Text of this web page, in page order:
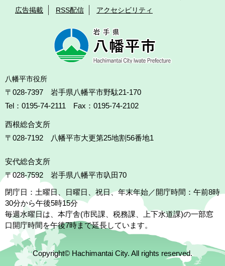
広告掲載
RSS配信 アクセシビリティ
八幡平市役所
〒028-7397 岩手県八幡平市野駄21-170
Tel：0195-74-2111 Fax：0195-74-2102
西根総合支所
〒028-7192
八幡平市大更第25地割56番地1
安代総合支所
〒028-7592
岩手県八幡平市叺田70
閉庁日：土曜日、日曜日、祝日、年末年始／開庁時間：午前8時
30分から午後5時15分
毎週水曜日は、本庁舎(市民課、税務課、上下水道課)の一部窓
口開庁時間を午後7時まで延長しています。
Copyright© Hachimantai City. All rights reserved.